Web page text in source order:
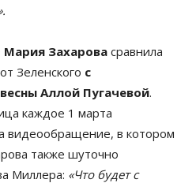
Мария Захарова сравнила
Зеленского с
Аллой Пугачевой.
каждое 1 марта
видеообращение, в котором
также шуточно
Миллера: «Что будет с